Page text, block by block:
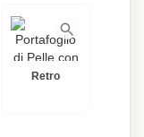
Retro